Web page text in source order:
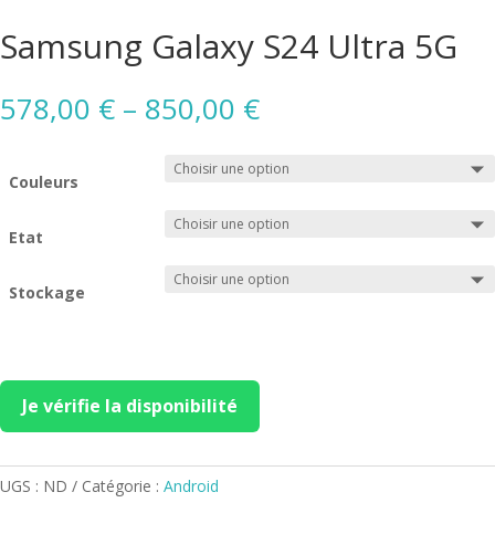
Samsung Galaxy S24 Ultra 5G
578,00 € – 850,00 €
Couleurs
Etat
Stockage
Je vérifie la disponibilité
UGS : ND Catégorie : Android